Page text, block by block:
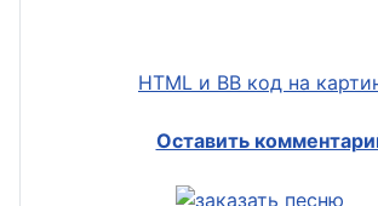
HTML и BB код на
Оставить